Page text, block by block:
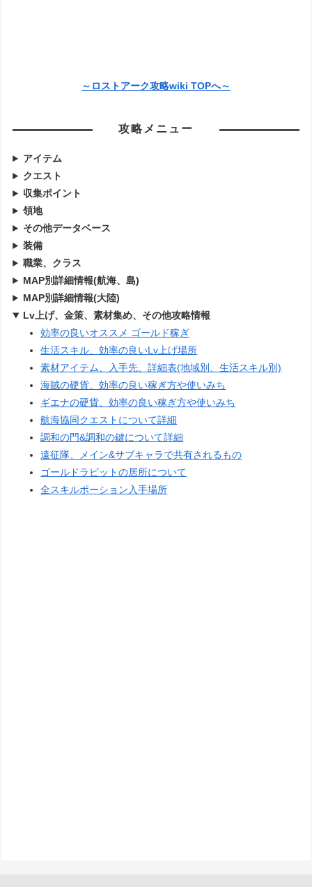
～ロストアーク攻略wiki TOPへ～
攻略メニュー
アイテム
クエスト
収集ポイント
領地
その他データベース
装備
職業、クラス
MAP別詳細情報(航海、島)
MAP別詳細情報(大陸)
Lv上げ、金策、素材集め、その他攻略情報
効率の良いオススメ ゴールド稼ぎ
生活スキル、効率の良いLv上げ場所
素材アイテム、入手先、詳細表(地域別、生活スキル別)
海賊の硬貨、効率の良い稼ぎ方や使いみち
ギエナの硬貨、効率の良い稼ぎ方や使いみち
航海協同クエストについて詳細
調和の門&調和の鍵について詳細
遠征隊、メイン&サブキャラで共有されるもの
ゴールドラビットの居所について
全スキルポーション入手場所